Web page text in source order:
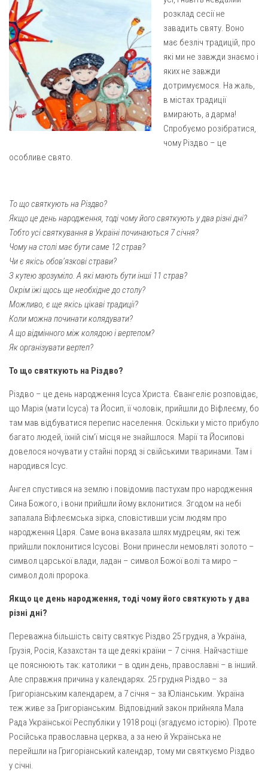
Покрови Пресвятої Богородиці (с. Вільча)
Преображенська парафія (м. Лозова)
Парафія Благовіщення Пресвятої Богородиці (смт
Золочів)
Парафія Різдва Пресвятої Богородиці м. Берестин
(Красноград)
Парохії Полтавської області
Архистратига Михаїла (с. Пригарівка)
Благовіщення Пресвятої Богородиці (с. Шевченки)
Введення у храм Пресвятої Богородиці (с. Дашківка)
Вознесіння ГНІХ (с. Витівка)
Вознесіння Господнього (м. Кобеляки)
Пророка Іллі (смт. Білики)
Різдва Пресвятої Богородиці (с. Вільховатка)
Св. Апостола Андрія Первозванного (с. Засулля)
Св. Миколая (с. Деменки)
Успіння Пресвятої Богородиці (м. Кременчук)
Успіння Пресвятої Богородиці (м. Лубни)
Парохії Сумської області
Введення в храм Богородиці (м. Суми)
Матері Божої Неустанної Помочі (м. Охтирка)
Монастирі
Свято-Покровський монастир оо Василіян
Свято-Івано-Павлівський монастир сестер Згромадження
Св. Йосифа ОПДМ
Монастир сестер милосердя Св. Вінкентія. Дім Милосердя
Монастир Успення Пресвятої Богородиці Сестер Чину
Комісії
Катехитична комісія
Комісія у справах молоді
Комісія з питань душпастирства охорони здоров’я
Спільноти
Квіти Слобожанщини
Харківщина
Газета Християнський голос
Молитви
Галерея
Рух pro-life
розклад сесії не
завадить святу. Воно
має безліч традицій, про
які ми не завжди знаємо і
яких не завжди
дотримуємося. На жаль,
в містах традиції
вмирають, а дарма!
Спробуємо розібратися,
чому Різдво – це
особливе свято.
То що святкують на Різдво?
Якщо це день народження, тоді чому його святкують у два різні дні?
Тобто усі святкування в Україні починаються 7 січня?
Чому на столі має бути саме 12 страв?
Чи є якісь обов’язкові страви?
З кутею зрозуміло. А які мають бути інші 11 страв?
Окрім їжі щось ще необхідне до столу?
Можливо, є ще якісь цікаві традиції?
Коли можна починати колядувати?
А що відмінного між колядою і вертепом?
Як організувати вертеп?
То що святкують на Різдво?
Різдво – це день народження Ісуса Христа. Євангеліє розповідає,
що Марія (мати Ісуса) та Йосип, її чоловік, прийшли до Віфлеєму, бо
там мав відбуватися перепис населення. Оскільки у місто прибуло
багато людей, їхній сім’ї місця не знайшлося. Марії та Йосипові
довелося ночувати у стайні поряд зі свійськими тваринами. Там і
народився Ісус.
Ангел спустився на землю і повідомив пастухам про народження
Сина Божого, і вони прийшли йому вклонитися. Згодом на небі
запалала Віфлеємська зірка, сповістивши усім людям про
народження Царя. Саме вона вказала шлях мудрецям, які теж
прийшли поклонитися Ісусові. Вони принесли немовляті золото –
символ царської влади, ладан – символ Божої волі та миро –
символ долі пророка.
Якщо це день народження, тоді чому його святкують у два
різні дні?
Переважна більшість світу святкує Різдво 25 грудня, а Україна,
Грузія, Росія, Казахстан та ще деякі країни – 7 січня. Найчастіше
це пояснюють так: католики – в один день, православні – в інший.
Але справжня причина у календарях. 25 грудня Різдво – за
Григоріанським календарем, а 7 січня – за Юліанським. Україна
теж живе за Григоріанським. Відповідний закон прийняла Мала
Рада Української Республіки у 1918 році (згадуємо історію). Проте
Російська православна церква, а за нею й Українська не
перейшли на Григоріанський календар, тому ми святкуємо Різдво
у січні.